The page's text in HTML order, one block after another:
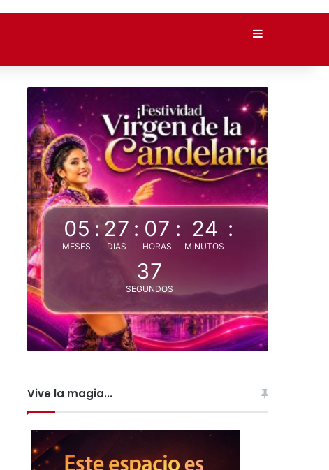
05
MESES
: 27
DIAS
: 07
HORAS
: 24
MINUTOS
:
36
SEGUNDOS
Vive la magia...